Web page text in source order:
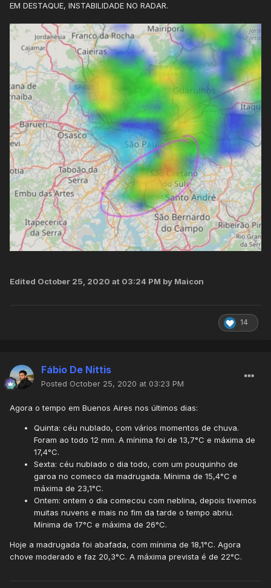
EM DESTAQUE, INSTABILIDADE NO RADAR.
Edited October 25, 2020 at 03:24 PM by Maicon
14
Fábio De Nittis
Posted October 25, 2020 at 03:23 PM
Agora o tempo em Buenos Aires nos últimos dias:
Quinta: céu nublado, com vários momentos de chuva.
Foram ao todo 12 mm. A mínima foi de 13,7°C e máxima de
17,4°C.
Sexta: céu nublado o dia todo, com um pouquinho de
garoa no comeco da madrugada. Mínima de 15,4°C e
máxima de 23,1°C.
Ontem: ontem o dia comecou com neblina, depois tivemos
muitas nuvens e mais no fim da tarde o tempo abriu.
Mínima de 17°C e máxima de 26°C.
Hoje a madrugada foi abafada, com mínima de 18,1°C. Agora
chove moderado e faz 20,3°C. A máxima prevista é de 22°C.